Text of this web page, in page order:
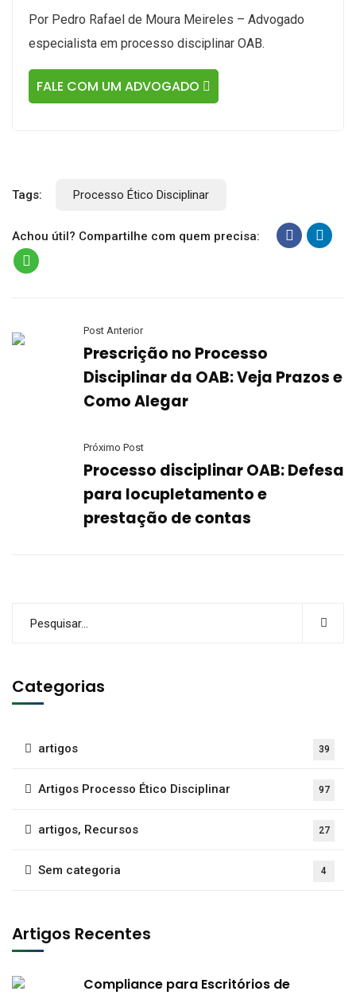
Por Pedro Rafael de Moura Meireles – Advogado
especialista em processo disciplinar OAB.
FALE COM UM ADVOGADO
Tags: Processo Ético Disciplinar
Achou útil? Compartilhe com quem precisa:
Post Anterior
Prescrição no Processo
Disciplinar da OAB: Veja Prazos e
Como Alegar
Próximo Post
Processo disciplinar OAB: Defesa
para locupletamento e
prestação de contas
Categorias
artigos 39
Artigos Processo Ético Disciplinar 97
artigos, Recursos 27
Sem categoria 4
Artigos Recentes
Compliance para Escritórios de